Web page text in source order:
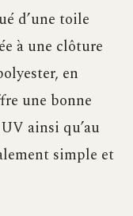
d’une toile
à une clôture
en
une bonne
ainsi qu’au
simple et